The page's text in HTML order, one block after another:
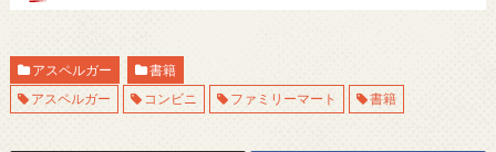
アスペルガー
書籍
アスペルガー
コンビニ ファミリーマート 書籍